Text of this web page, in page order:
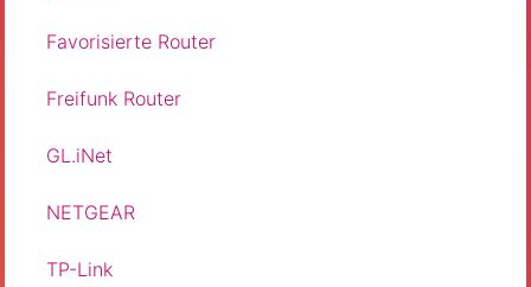
Favorisierte Router
Freifunk Router
GL.iNet
NETGEAR
TP-Link